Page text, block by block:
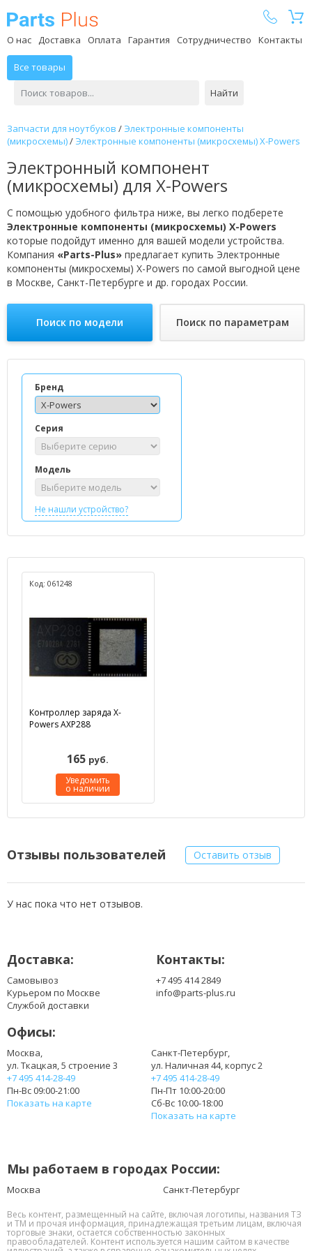
О нас Доставка Оплата Гарантия Сотрудничество Контакты
Все товары
Найти
Запчасти для ноутбуков / Электронные компоненты
(микросхемы)/ Электронные компоненты (микросхемы) X-Powers
Электронный компонент
(микросхемы) для X-Powers
С помощью удобного фильтра ниже, вы легко подберете
Электронные компоненты (микросхемы) X-Powers
которые подойдут именно для вашей модели устройства.
Компания «Parts-Plus» предлагает купить Электронные
компоненты (микросхемы) X-Powers по самой выгодной цене
в Москве, Санкт-Петербурге и др. городах России.
Поиск по модели Поиск по параметрам
Бренд
Серия
Модель
Не нашли устройство?
Код: 061248
Контроллер заряда X-
Powers AXP288
165 руб.
Уведомить
о наличии
Отзывы пользователей Оставить отзыв
У нас пока что нет отзывов.
Доставка:
Самовывоз
Курьером по Москве
Службой доставки
Контакты:
+7 495 414 2849
info@parts-plus.ru
Офисы:
Москва,
ул. Ткацкая, 5 строение 3
+7 495 414-28-49
Пн-Вс 09:00-21:00
Показать на карте
Санкт-Петербург,
ул. Наличная 44, корпус 2
+7 495 414-28-49
Пн-Пт 10:00-20:00
Сб-Вс 10:00-18:00
Показать на карте
Мы работаем в городах России:
Москва Санкт-Петербург
Весь контент, размещенный на сайте, включая логотипы, названия ТЗ
и ТМ и прочая информация, принадлежащая третьим лицам, включая
торговые знаки, остается собственностью законных
правообладателей. Контент используется нашим сайтом в качестве